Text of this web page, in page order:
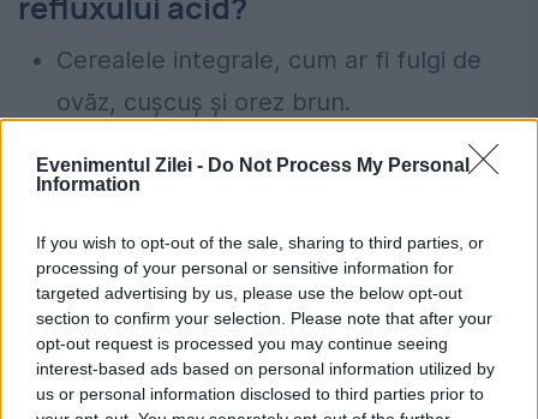
Evenimentul Zilei - Do Not Process My Personal
Information
If you wish to opt-out of the sale, sharing to third parties, or
processing of your personal or sensitive information for
targeted advertising by us, please use the below opt-out
section to confirm your selection. Please note that after your
opt-out request is processed you may continue seeing
interest-based ads based on personal information utilized by
us or personal information disclosed to third parties prior to
Cerealele integrale, cum ar fi fulgi de
ovăz, cușcuș și orez brun.
Legume rădăcinoase, cum ar fi cartofii
dulci, morcovii și sfecla.
broccoli și fasolea verde.
Arsurile la stomac vă pot afecta inima?
Confuzia vine de la localizarea durerii, în
piept. Stomacul produce mucus pentru